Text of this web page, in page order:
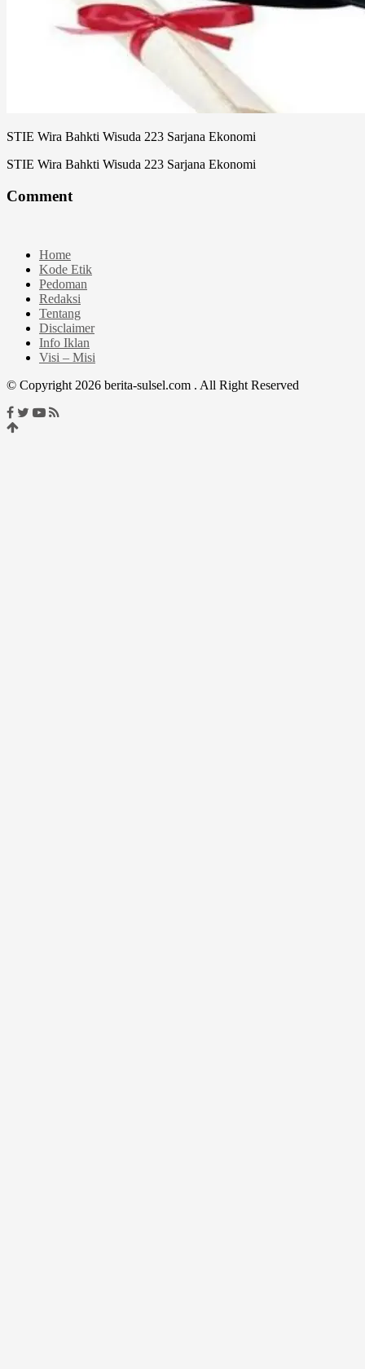
STIE Wira Bahkti Wisuda 223 Sarjana Ekonomi
STIE Wira Bahkti Wisuda 223 Sarjana Ekonomi
Comment
Home
Kode Etik
Pedoman
Redaksi
Tentang
Disclaimer
Info Iklan
Visi – Misi
© Copyright 2026 berita-sulsel.com . All Right Reserved